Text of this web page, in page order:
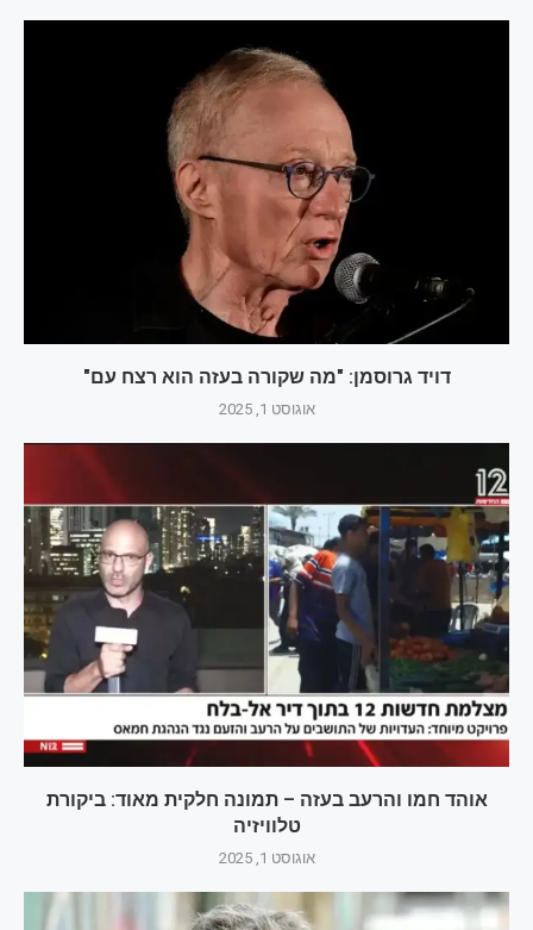
דויד גרוסמן: "מה שקורה בעזה הוא רצח עם"
אוגוסט 1, 2025
אוהד חמו והרעב בעזה – תמונה חלקית מאוד: ביקורת
טלוויזיה
אוגוסט 1, 2025